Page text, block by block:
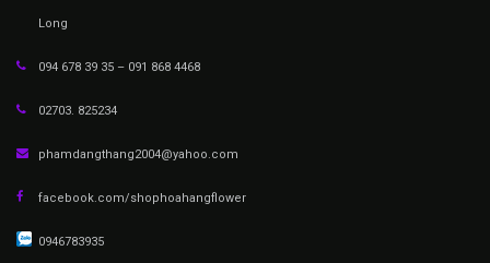
Long
094 678 39 35 – 091 868 4468
02703. 825234
phamdangthang2004@yahoo.com
facebook.com/shophoahangflower
0946783935